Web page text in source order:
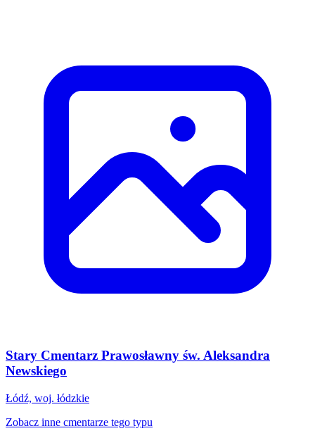
Stary Cmentarz Prawosławny św. Aleksandra
Newskiego
Łódź, woj. łódzkie
Zobacz inne cmentarze tego typu